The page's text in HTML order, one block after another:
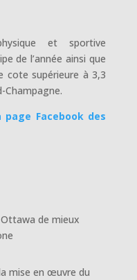
et sportive
de l’année ainsi que
cote supérieure à 3,3
Champagne.
page Facebook des
Ottawa de mieux
mise en œuvre du